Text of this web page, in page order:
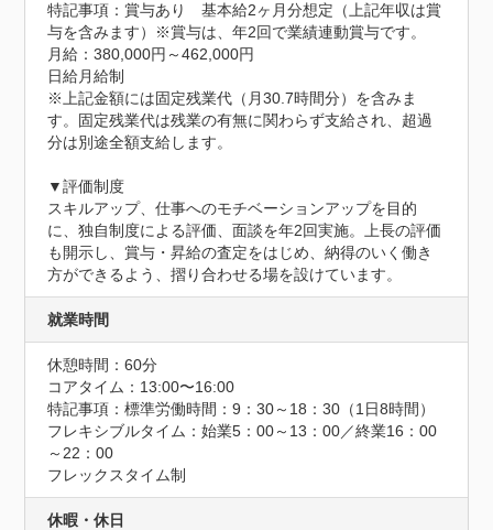
特記事項：賞与あり　基本給2ヶ月分想定（上記年収は賞
与を含みます）※賞与は、年2回で業績連動賞与です。
月給：380,000円～462,000円
日給月給制
※上記金額には固定残業代（月30.7時間分）を含みま
す。固定残業代は残業の有無に関わらず支給され、超過
分は別途全額支給します。
▼評価制度
スキルアップ、仕事へのモチベーションアップを目的
に、独自制度による評価、面談を年2回実施。上長の評価
も開示し、賞与・昇給の査定をはじめ、納得のいく働き
方ができるよう、摺り合わせる場を設けています。
就業時間
休憩時間：60分
コアタイム：13:00〜16:00
特記事項：標準労働時間：9：30～18：30（1日8時間）
フレキシブルタイム：始業5：00～13：00／終業16：00
～22：00
フレックスタイム制
休暇・休日